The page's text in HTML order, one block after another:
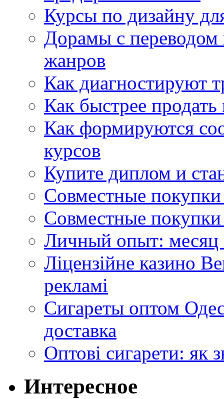
Курсы по дизайну
Дорамы с переводом
жанров
Как диагностируют
Как быстрее
Как формируются
курсов
Купите диплом и
Совместные
Совместные покупки
Личный опыт: месяц
Ліцензійне казино
рекламі
Сигареты оптом
доставка
Оптові сигарети: як
Интересное